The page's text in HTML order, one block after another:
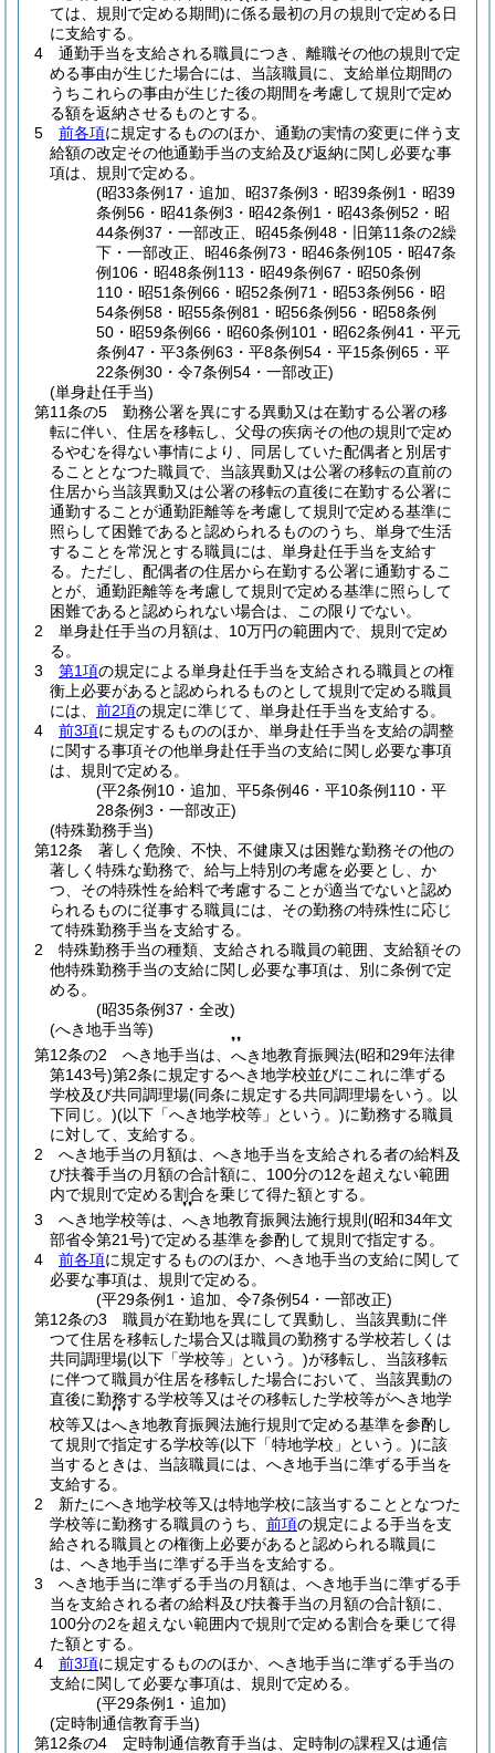
ては、規則で定める期間)に係る最初の月の規則で定める日
に支給する。
4
通勤手当を支給される職員につき、離職その他の規則で定
める事由が生じた場合には、当該職員に、支給単位期間の
うちこれらの事由が生じた後の期間を考慮して規則で定め
る額を返納させるものとする。
5
前各項に規定するもののほか、通勤の実情の変更に伴う支
給額の改定その他通勤手当の支給及び返納に関し必要な事
項は、規則で定める。
(昭33条例17・追加、昭37条例3・昭39条例1・昭39
条例56・昭41条例3・昭42条例1・昭43条例52・昭
44条例37・一部改正、昭45条例48・旧第11条の2繰
下・一部改正、昭46条例73・昭46条例105・昭47条
例106・昭48条例113・昭49条例67・昭50条例
110・昭51条例66・昭52条例71・昭53条例56・昭
54条例58・昭55条例81・昭56条例56・昭58条例
50・昭59条例66・昭60条例101・昭62条例41・平元
条例47・平3条例63・平8条例54・平15条例65・平
22条例30・令7条例54・一部改正)
(単身赴任手当)
第11条の5
勤務公署を異にする異動又は在勤する公署の移
転に伴い、住居を移転し、父母の疾病その他の規則で定め
るやむを得ない事情により、同居していた配偶者と別居す
ることとなつた職員で、当該異動又は公署の移転の直前の
住居から当該異動又は公署の移転の直後に在勤する公署に
通勤することが通勤距離等を考慮して規則で定める基準に
照らして困難であると認められるもののうち、単身で生活
することを常況とする職員には、単身赴任手当を支給す
る。 ただし、配偶者の住居から在勤する公署に通勤するこ
とが、通勤距離等を考慮して規則で定める基準に照らして
困難であると認められない場合は、この限りでない。
2
単身赴任手当の月額は、10万円の範囲内で、規則で定め
る。
3
第1項の規定による単身赴任手当を支給される職員との権
衡上必要があると認められるものとして規則で定める職員
には、 前2項の規定に準じて、単身赴任手当を支給する。
4
前3項に規定するもののほか、単身赴任手当を支給の調整
に関する事項その他単身赴任手当の支給に関し必要な事項
は、規則で定める。
(平2条例10・追加、平5条例46・平10条例110・平
28条例3・一部改正)
(特殊勤務手当)
第12条
著しく危険、不快、不健康又は困難な勤務その他の
著しく特殊な勤務で、給与上特別の考慮を必要とし、か
つ、その特殊性を給料で考慮することが適当でないと認め
られるものに従事する職員には、その勤務の特殊性に応じ
て特殊勤務手当を支給する。
2
特殊勤務手当の種類、支給される職員の範囲、支給額その
他特殊勤務手当の支給に関し必要な事項は、別に条例で定
める。
(昭35条例37・全改)
(へき地手当等)
第12条の2
へき地手当は、 へき
❜❜
地教育振興法(昭和29年法律
第143号)第2条に規定するへき地学校並びにこれに準ずる
学校及び共同調理場(同条に規定する共同調理場をいう。以
下同じ。)(以下「へき地学校等」という。)に勤務する職員
に対して、支給する。
2
へき地手当の月額は、へき地手当を支給される者の給料及
び扶養手当の月額の合計額に、100分の12を超えない範囲
内で規則で定める割合を乗じて得た額とする。
3
へき地学校等は、 へき
❜❜
地教育振興法施行規則 (昭和34年文
部省令第21号)で定める基準を参酌して規則で指定する。
4
前各項に規定するもののほか、へき地手当の支給に関して
必要な事項は、規則で定める。
(平29条例1・追加、令7条例54・一部改正)
第12条の3
職員が在勤地を異にして異動し、当該異動に伴
つて住居を移転した場合又は職員の勤務する学校若しくは
共同調理場(以下「学校等」という。)が移転し、当該移転
に伴つて職員が住居を移転した場合において、当該異動の
直後に勤務する学校等又はその移転した学校等がへき地学
校等又はへき
❜❜
地教育振興法施行規則で定める基準を参酌し
て規則で指定する学校等(以下「特地学校」という。)に該
当するときは、当該職員には、へき地手当に準ずる手当を
支給する。
2
新たにへき地学校等又は特地学校に該当することとなつた
学校等に勤務する職員のうち、 前項の規定による手当を支
給される職員との権衡上必要があると認められる職員に
は、へき地手当に準ずる手当を支給する。
3
へき地手当に準ずる手当の月額は、へき地手当に準ずる手
当を支給される者の給料及び扶養手当の月額の合計額に、
100分の2を超えない範囲内で規則で定める割合を乗じて得
た額とする。
4
前3項に規定するもののほか、へき地手当に準ずる手当の
支給に関して必要な事項は、規則で定める。
(平29条例1・追加)
(定時制通信教育手当)
第12条の4
定時制通信教育手当は、定時制の課程又は通信